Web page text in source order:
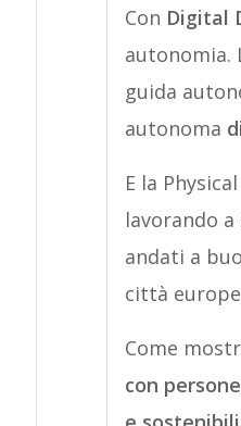
Con Digital
autonomia.
guida
autonoma
E la
lavorando
andati a
città
Come
con